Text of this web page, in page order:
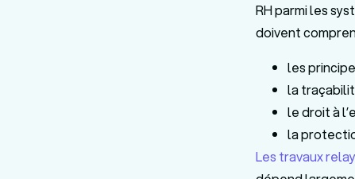
RH parmi les
doivent
les
la
le droit à
la
Les travaux